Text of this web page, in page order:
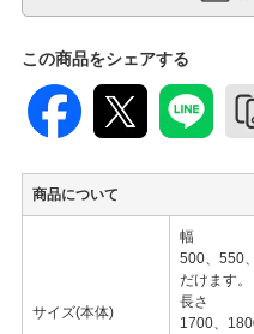
この商品をシェアする
商品について
サイズ(本体)
幅
500、550
だけます。
長さ
1700、